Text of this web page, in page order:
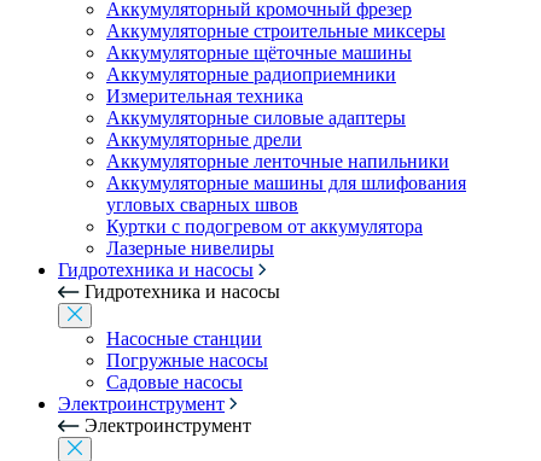
Аккумуляторный кромочный фрезер
Аккумуляторные строительные миксеры
Аккумуляторные щёточные машины
Аккумуляторные радиоприемники
Измерительная техника
Аккумуляторные силовые адаптеры
Аккумуляторные дрели
Аккумуляторные ленточные напильники
Аккумуляторные машины для шлифования
угловых сварных швов
Куртки с подогревом от аккумулятора
Лазерные нивелиры
Гидротехника и насосы
Гидротехника и насосы
Насосные станции
Погружные насосы
Садовые насосы
Электроинструмент
Электроинструмент